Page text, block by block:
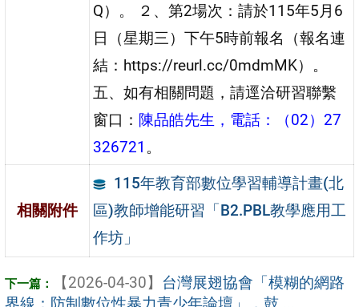
Q）。 ２、第2場次：請於115年5月6
日（星期三）下午5時前報名（報名連
結：https://reurl.cc/0mdmMK）。
五、如有相關問題，請逕洽研習聯繫
窗口： 陳品皓先生，電話：（02）27
326721 。
相關附件
115年教育部數位學習輔導計畫(北
區)教師增能研習「B2.PBL教學應用工
作坊」
【2026-04-30】 台灣展翅協會「模糊的網路